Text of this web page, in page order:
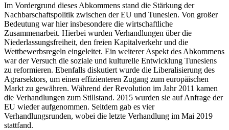
Im Vordergrund dieses Abkommens stand die Stärkung der
Nachbarschaftspolitik zwischen der EU und Tunesien. Von großer
Bedeutung war hier insbesondere die wirtschaftliche
Zusammenarbeit. Hierbei wurden Verhandlungen über die
Niederlassungsfreiheit, den freien Kapitalverkehr und die
Wettbewerbsregeln eingeleitet. Ein weiterer Aspekt des Abkommens
war der Versuch die soziale und kulturelle Entwicklung Tunesiens
zu reformieren. Ebenfalls diskutiert wurde die Liberalisierung des
Agrarsektors, um einen effizienteren Zugang zum europäischen
Markt zu gewähren. Während der Revolution im Jahr 2011 kamen
die Verhandlungen zum Stillstand. 2015 wurden sie auf Anfrage der
EU wieder aufgenommen. Seitdem gab es vier
Verhandlungsrunden, wobei die letzte Verhandlung im Mai 2019
stattfand.